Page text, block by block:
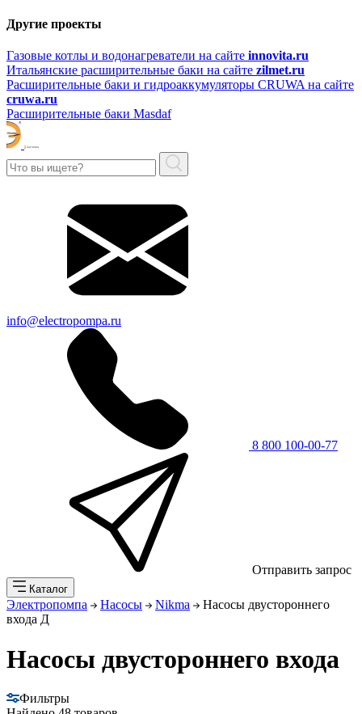
Другие проекты
Газовые котлы и водонагреватели на сайте innovita.ru
Итальянские расширительные баки на сайте zilmet.ru
Расширительные баки и гидроаккумуляторы CRUWA на сайте
cruwa.ru
Расширительные баки Masdaf
info@electropompa.ru
8 800 100-00-77
Отправить запрос
Каталог
Электропомпа Насосы Nikma
Насосы двустороннего
входа Д
Насосы двустороннего входа
Фильтры